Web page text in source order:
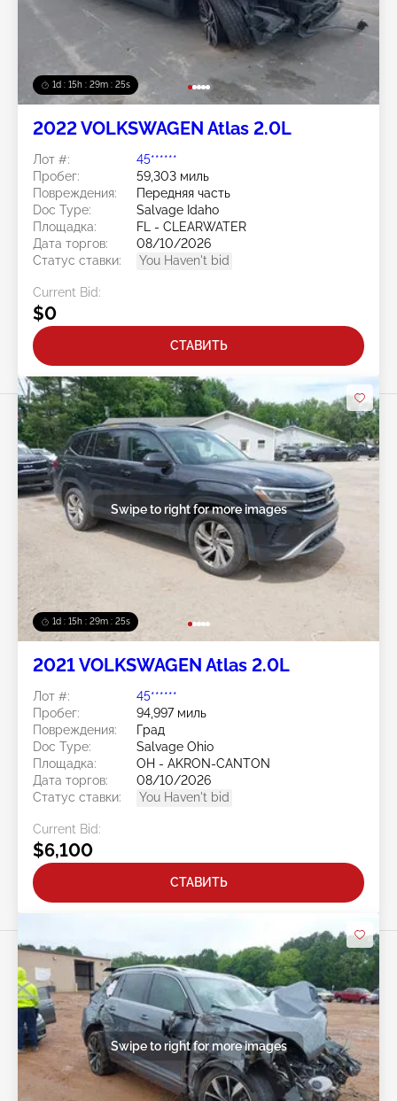
1d : 15h : 29m : 22s
2022 VOLKSWAGEN Atlas 2.0L
Лот #:
45******
Пробег:
59,303 миль
Повреждения:
Передняя часть
Doc Type:
Salvage Idaho
Площадка:
FL - CLEARWATER
Дата торгов:
08/10/2026
Статус ставки:
You Haven't bid
Current Bid:
$0
СТАВИТЬ
1d : 15h : 29m : 22s
Swipe to right for more images
2021 VOLKSWAGEN Atlas 2.0L
Лот #:
45******
Пробег:
94,997 миль
Повреждения:
Град
Doc Type:
Salvage Ohio
Площадка:
OH - AKRON-CANTON
Дата торгов:
08/10/2026
Статус ставки:
You Haven't bid
Current Bid:
$6,100
СТАВИТЬ
Swipe to right for more images